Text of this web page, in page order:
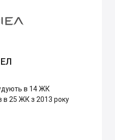
в 14 ЖК
в 25 ЖК з 2013 року